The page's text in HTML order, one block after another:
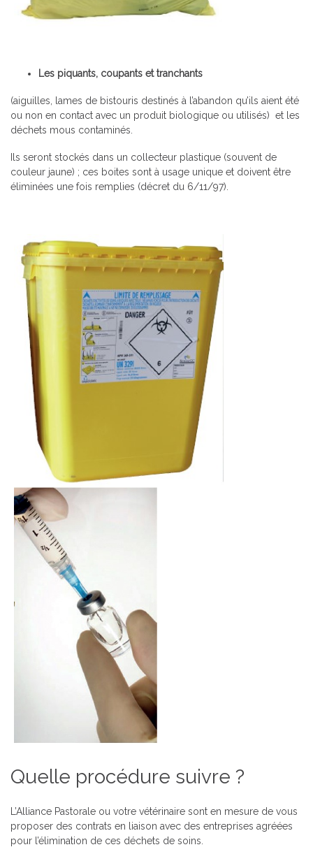
Les piquants, coupants et tranchants
(aiguilles, lames de bistouris destinés à l’abandon qu’ils aient été
ou non en contact avec un produit biologique ou utilisés) et les
déchets mous contaminés.
Ils seront stockés dans un collecteur plastique (souvent de
couleur jaune) ; ces boites sont à usage unique et doivent être
éliminées une fois remplies (décret du 6/11/97).
Quelle procédure suivre ?
L’Alliance Pastorale ou votre vétérinaire sont en mesure de vous
proposer des contrats en liaison avec des entreprises agréées
pour l’élimination de ces déchets de soins.